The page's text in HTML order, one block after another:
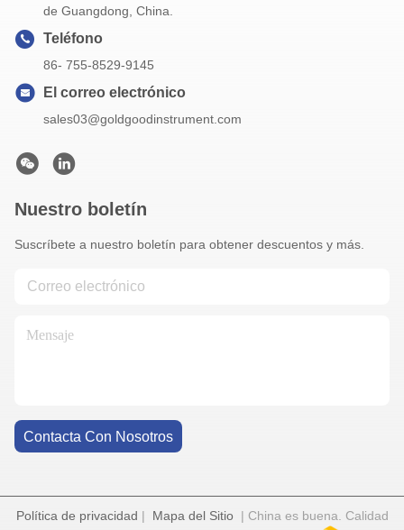
de Guangdong, China.
Teléfono
86- 755-8529-9145
El correo electrónico
sales03@goldgoodinstrument.com
Nuestro boletín
Suscríbete a nuestro boletín para obtener descuentos y más.
Contacta Con Nosotros
Política de privacidad | Mapa del Sitio| China es buena. Calidad